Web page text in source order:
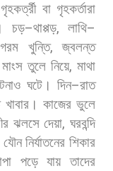
গৃহকর্ত্রী বা গৃহকর্তারা
চড়–থাপ্পড়,লাথি–
গরম খুন্তি,জ্বলন্ত
মাংস তুলে নিয়ে, মাথা
ঘটে। দিন–রাত
খাবার। কাজের ভুলে
ঝলসে দেয়া,ঘরবন্দি
যৌন নির্যাতনের শিকার
পড়ে যায়
তাদের